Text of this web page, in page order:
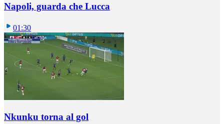
Napoli, guarda che Lucca
01:30
Nkunku torna al gol